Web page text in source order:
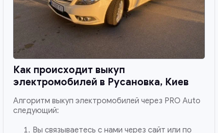
Как происходит выкуп
электромобилей в Русановка, Киев
Алгоритм выкуп электромобилей через PRO Auto
следующий:
Вы связываетесь с нами через сайт или по